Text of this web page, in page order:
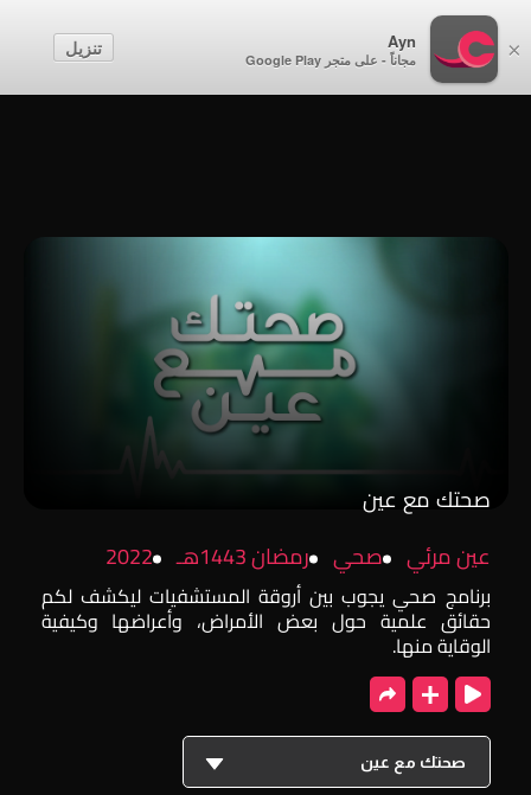
×
Ayn
مجاناً - على متجر Google Play
تنزيل
إنشاء حساب
صحتك مع عين
عين مرئي
صحي رمضان 1443هـ 2022
برنامج صحي يجوب بين أروقة المستشفيات ليكشف لكم
حقائق علمية حول بعض الأمراض، وأعراضها وكيفية
الوقاية منها.
صحتك مع عين